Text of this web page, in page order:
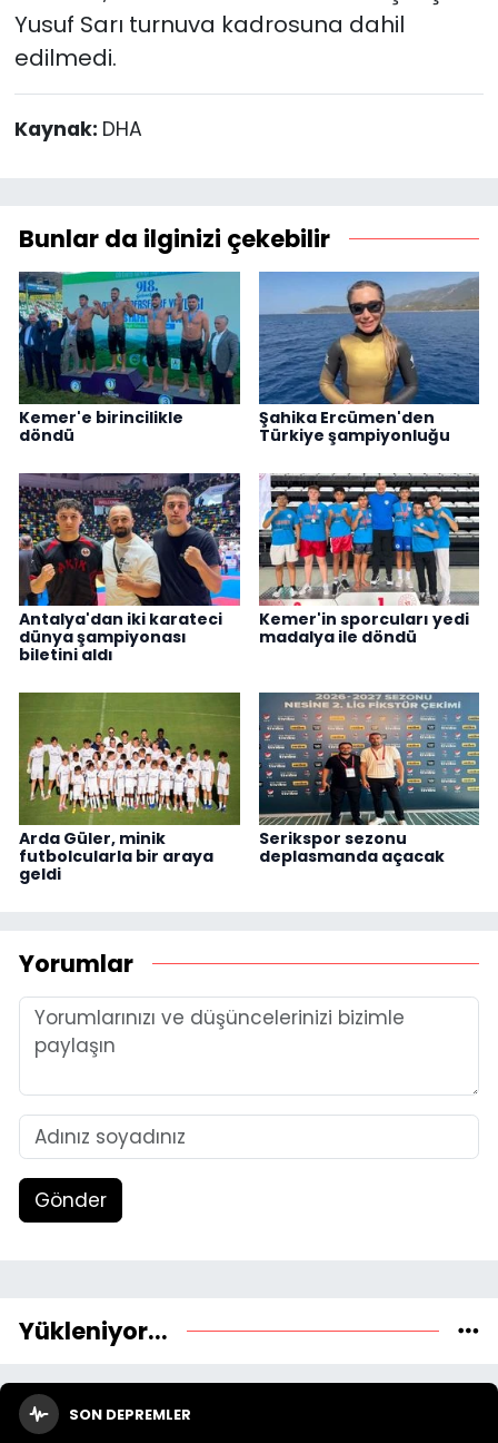
Yusuf Sarı turnuva kadrosuna dahil
edilmedi.
Kaynak: DHA
Bunlar da ilginizi çekebilir
Kemer'e birincilikle
döndü
Şahika Ercümen'den
Türkiye şampiyonluğu
Antalya'dan iki karateci
dünya şampiyonası
biletini aldı
Kemer'in sporcuları yedi
madalya ile döndü
Arda Güler, minik
futbolcularla bir araya
geldi
Serikspor sezonu
deplasmanda açacak
Yorumlar
Gönder
Yükleniyor...
SON DEPREMLER